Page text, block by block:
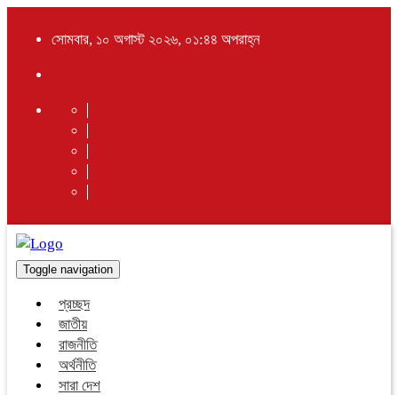
সোমবার, ১০ অগাস্ট ২০২৬, ০১:৪৪ অপরাহ্ন
Toggle navigation
প্রচ্ছদ
জাতীয়
রাজনীতি
অর্থনীতি
সারা দেশ